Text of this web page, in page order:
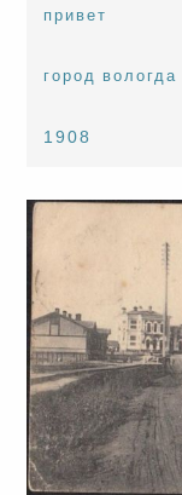
привет
город вологда
1908